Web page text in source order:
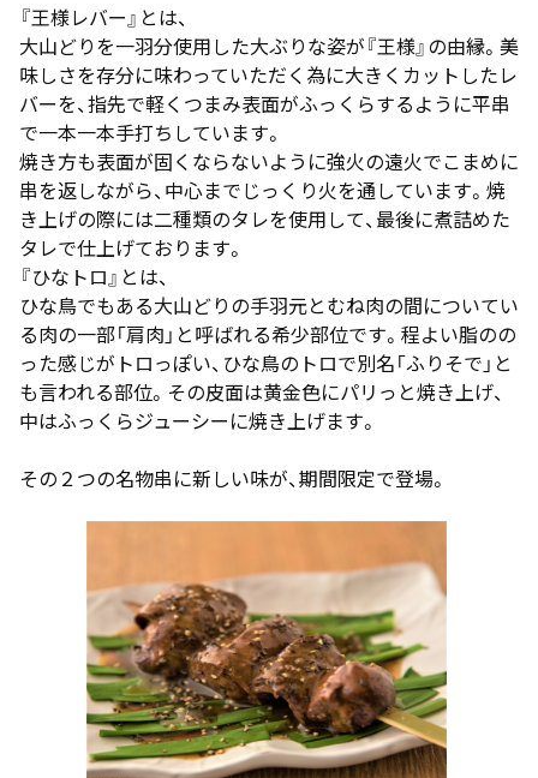
『王様レバー』とは、
大山どりを一羽分使用した大ぶりな姿が『王様』の由縁。美
味しさを存分に味わっていただく為に大きくカットしたレ
バーを、指先で軽くつまみ表面がふっくらするように平串
で一本一本手打ちしています。
焼き方も表面が固くならないように強火の遠火でこまめに
串を返しながら、中心までじっくり火を通しています。焼
き上げの際には二種類のタレを使用して、最後に煮詰めた
タレで仕上げております。
『ひなトロ』とは、
ひな鳥でもある大山どりの手羽元とむね肉の間についてい
る肉の一部「肩肉」と呼ばれる希少部位です。程よい脂のの
った感じがトロっぽい、ひな鳥のトロで別名「ふりそで」と
も言われる部位。その皮面は黄金色にパリっと焼き上げ、
中はふっくらジューシーに焼き上げます。
その２つの名物串に新しい味が、期間限定で登場。